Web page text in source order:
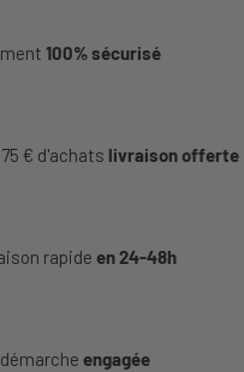
100% sécurisé
€ d'achats livraison offerte
rapide en 24-48h
engagée